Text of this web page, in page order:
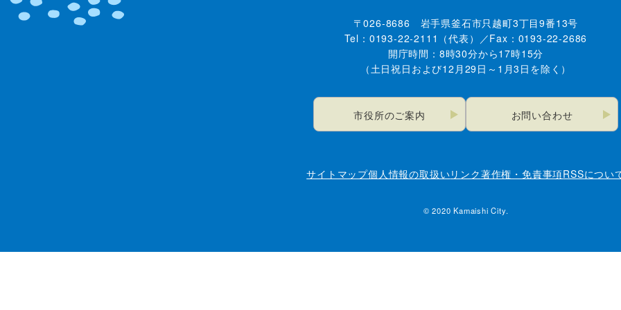
〒026-8686 岩手県釜石市只越町3丁目9番13号
Tel：0193-22-2111（代表）／Fax：0193-22-2686
開庁時間：8時30分から17時15分
（土日祝日および12月29日～1月3日を除く）
市役所のご案内 お問い合わせ
サイトマップ個人情報の取扱いリンク著作権・免責事項RSSについ
© 2020 Kamaishi City.